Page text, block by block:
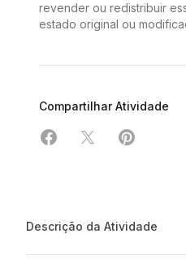
revender ou redistribuir
estado original ou
Compartilhar Atividade
Compartilhar em
Compartilhar em
Descrição da Atividade